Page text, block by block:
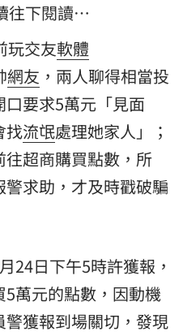
往下閱讀…
玩交友軟體
網友 ，兩人聊得相當投
要求5萬元「見面
找流氓處理她家人」；
超商購買點數，所
求助，才及時戳破騙
24日下午5時許獲報，
萬元的點數，因動機
獲報到場關切，發現